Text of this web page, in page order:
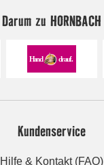
Darum zu HORNBACH
Kundenservice
Hilfe & Kontakt (FAQ)